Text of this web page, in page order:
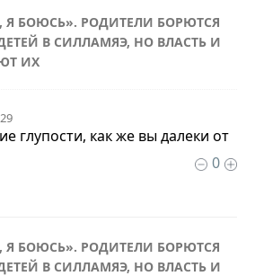
Я БОЮСЬ». РОДИТЕЛИ БОРЮТСЯ
В СИЛЛАМЯЭ, НО ВЛАСТЬ И
ИХ
глупости, как же вы далеки от
0
Я БОЮСЬ». РОДИТЕЛИ БОРЮТСЯ
В СИЛЛАМЯЭ, НО ВЛАСТЬ И